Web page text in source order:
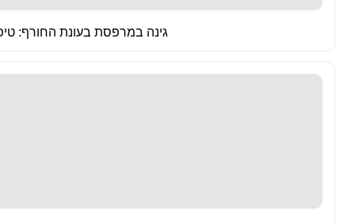
גינה במרפסת בעונת החורף: